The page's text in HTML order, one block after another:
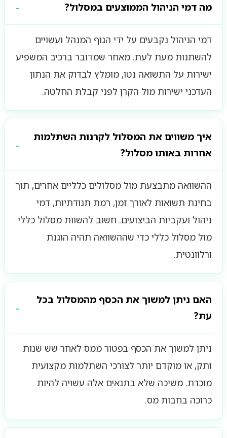
מה דמי הניהול הממוצעים במסלול?
דמי הניהול נקבעים על ידי הגוף המנהל ועשויים
להשתנות מעת לעת. מאחר שמדובר ברכיב המשפיע
ישירות על התשואה נטו, מומלץ לבדוק את הנתון
העדכני ישירות מול הקרן לפני קבלת החלטה.
איך משווים את המסלול לקרנות השתלמות
אחרות באותו מסלול?
ההשוואה מתבצעת מול מסלולים כלליים אחרים, תוך
בחינת תשואות לאורך זמן, רמת תנודתיות, דמי
ניהול ועקביות הביצועים. חשוב להשוות מסלול כללי
מול מסלול כללי כדי שההשוואה תהיה הוגנת
ורלוונטית.
האם ניתן למשוך את הכסף מהמסלול בכל
עת?
ניתן למשוך את הכסף בפטור ממס לאחר שש שנות
ותק, או מוקדם יותר לצורכי השתלמות מקצועית
מוכרת. משיכה שלא בתנאים אלה עשויה להיות
כרוכה בחבות מס.